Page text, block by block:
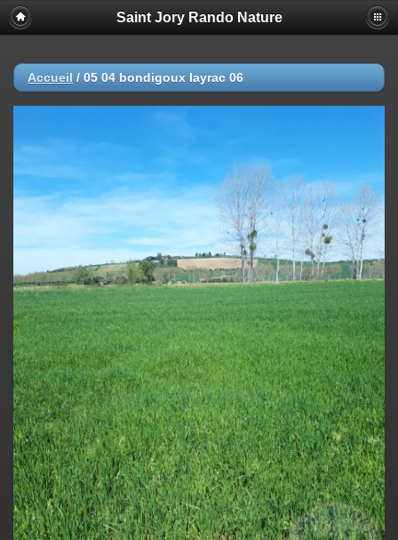
Saint Jory Rando Nature
Accueil / 05 04 bondigoux layrac 06